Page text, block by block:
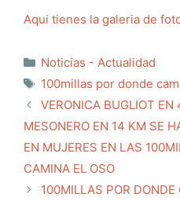
Aqui tienes la galeria de
Categorías
Noticias - Actualidad
Etiquetas
100millas por donde
VERONICA BUGLIOT EN
MESONERO EN 14 KM SE
EN MUJERES EN LAS
CAMINA EL OSO
100MILLAS POR DONDE